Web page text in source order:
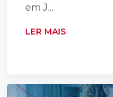
em J...
LER MAIS